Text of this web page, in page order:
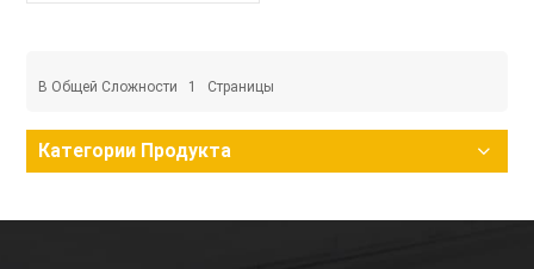
В Общей Сложности 1 Страницы
Категории Продукта